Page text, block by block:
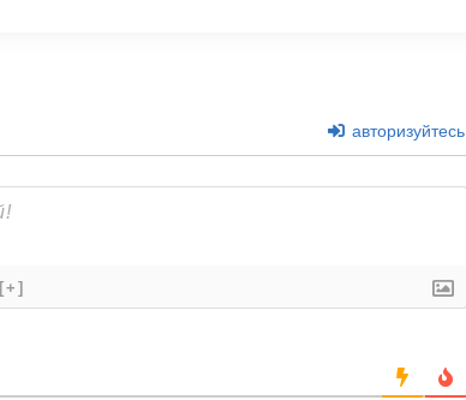
авторизуйтесь
[+]